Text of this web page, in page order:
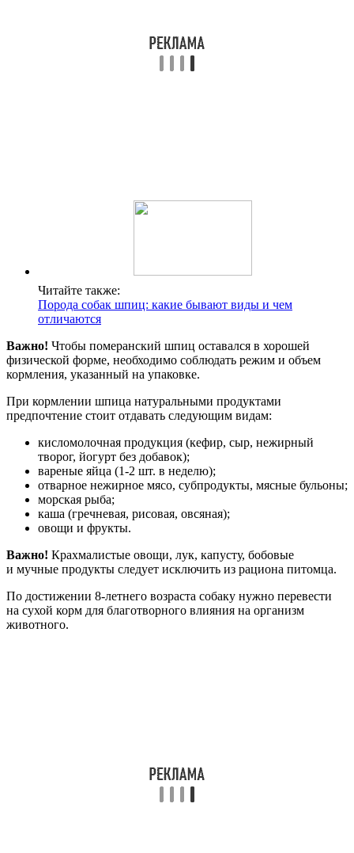
Читайте также:
Порода собак шпиц: какие бывают виды и чем
отличаются
Важно! Чтобы померанский шпиц оставался в хорошей
физической форме, необходимо соблюдать режим и объем
кормления, указанный на упаковке.
При кормлении шпица натуральными продуктами
предпочтение стоит отдавать следующим видам:
кисломолочная продукция (кефир, сыр, нежирный
творог, йогурт без добавок);
вареные яйца (1-2 шт. в неделю);
отварное нежирное мясо, субпродукты, мясные бульоны;
морская рыба;
каша (гречневая, рисовая, овсяная);
овощи и фрукты.
Важно! Крахмалистые овощи, лук, капусту, бобовые
и мучные продукты следует исключить из рациона питомца.
По достижении 8-летнего возраста собаку нужно перевести
на сухой корм для благотворного влияния на организм
животного.